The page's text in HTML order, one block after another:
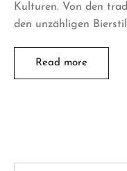
Kulturen. Von den
den unzähligen
Read more